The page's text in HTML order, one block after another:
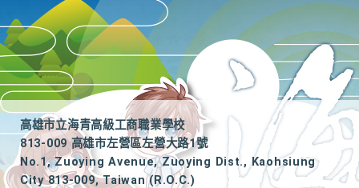
高雄市立海青高級工商職業學校
813-009 高雄市左營區左營大路1號
No.1, Zuoying Avenue, Zuoying Dist., Kaohsiung
City 813-009, Taiwan (R.O.C.)